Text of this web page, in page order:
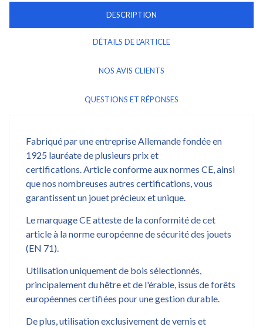
DESCRIPTION
DÉTAILS DE L'ARTICLE
NOS AVIS CLIENTS
QUESTIONS ET RÉPONSES
Fabriqué par une entreprise Allemande fondée en
1925 lauréate de plusieurs prix et
certifications. Article conforme aux normes CE, ainsi
que nos nombreuses autres certifications, vous
garantissent un jouet précieux et unique.
Le marquage CE atteste de la conformité de cet
article à la norme européenne de sécurité des jouets
(EN 71).
Utilisation uniquement de bois sélectionnés,
principalement du hêtre et de l'érable, issus de forêts
européennes certifiées pour une gestion durable.
De plus, utilisation exclusivement de vernis et